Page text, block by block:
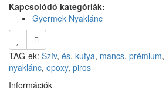
Kapcsolódó kategóriák:
Gyermek Nyaklánc
TAG-ek: Szív, és, kutya, mancs, prémium,
nyaklánc, epoxy, piros
Információk